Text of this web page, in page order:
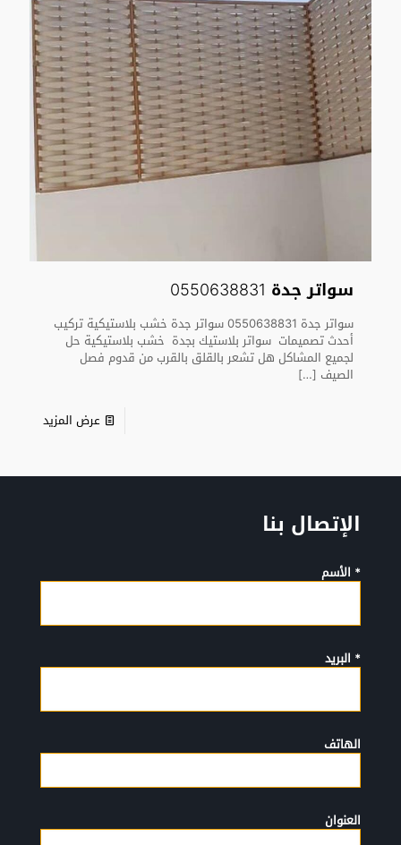
سواتر جدة 0550638831
سواتر جدة 0550638831 سواتر جدة خشب بلاستيكية تركيب
أحدث تصميمات سواتر بلاستيك بجدة خشب بلاستيكية حل
لجميع المشاكل هل تشعر بالقلق بالقرب من قدوم فصل
الصيف […]
عرض المزيد
الإتصال بنا
* الأسم
* البريد
الهاتف
العنوان